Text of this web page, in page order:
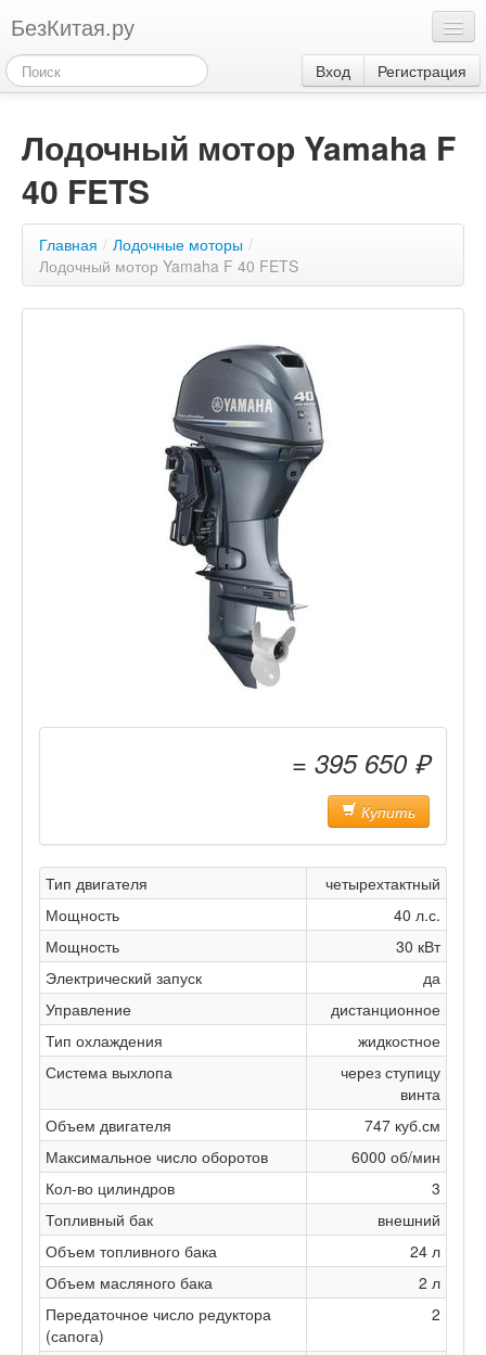
БезКитая.ру
Каталог
Контакты
Акции
3
Вход Регистрация
Лодочный мотор Yamaha F
40 FETS
Главная / Лодочные моторы /
Лодочный мотор Yamaha F 40 FETS
= 395 650 ₽
Купить
Тип двигателя
четырехтактный
Мощность
40 л.с.
Мощность
30 кВт
Электрический запуск
да
Управление
дистанционное
Тип охлаждения
жидкостное
Система выхлопа
через ступицу
винта
Объем двигателя
747 куб.см
Максимальное число оборотов
6000 об/мин
Кол-во цилиндров
3
Топливный бак
внешний
Объем топливного бака
24 л
Объем масляного бака
2 л
Передаточное число редуктора
(сапога)
2